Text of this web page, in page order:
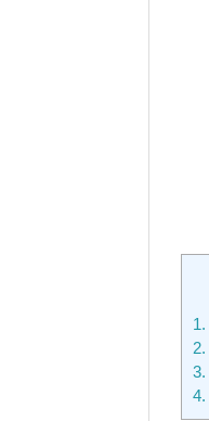
1.
2.
3.
4.